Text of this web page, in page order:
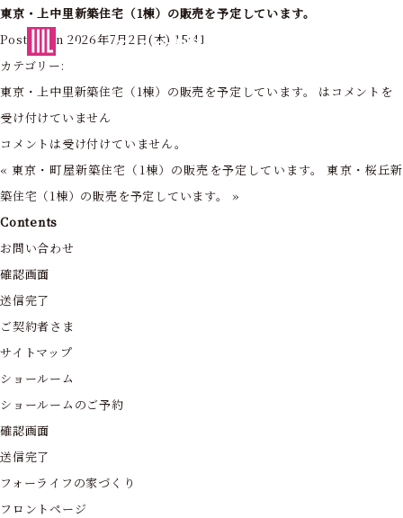
フォーライフ株式会社
東京・上中里新築住宅（1棟）の販売を予定しています。
Posted on 2026年7月2日(木) 15:41
カテゴリー:
東京・上中里新築住宅（1棟）の販売を予定しています。 は コメントを
受け付けていません
コメントは受け付けていません。
« 東京・町屋新築住宅（1棟）の販売を予定しています。
東京・桜丘新
築住宅（1棟）の販売を予定しています。
»
Contents
お問い合わせ
確認画面
送信完了
ご契約者さま
サイトマップ
ショールーム
ショールームのご予約
確認画面
送信完了
フォーライフの家づくり
フロントページ